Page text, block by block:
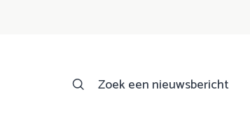
Zoek een nieuwsbericht